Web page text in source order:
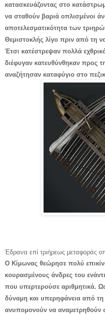
κατασκευάζοντας στο
να σταθούν βαριά οπλισμένοι
αποτελεσματικότητα των
Θεμιστοκλής λίγο πριν από τη
Έτσι κατέστρεψαν πολλά
διέφυγαν κατευθύνθηκαν προς
αναζήτησαν καταφύγιο στο
Έδρανα επί τριήρεως μεταφοράς
Ο Κίμωνας θεώρησε πολύ
κουρασμένους άνδρες του
που υπερτερούσε αριθμητικά.
δύναμη και υπερηφάνεια από
ανυπομονούν να αναμετρηθούν